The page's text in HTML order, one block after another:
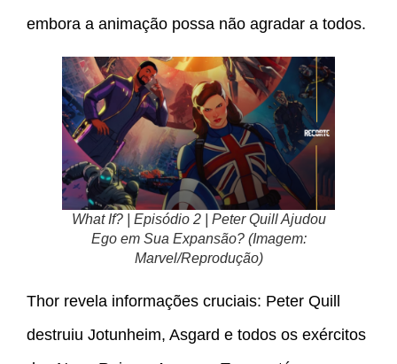
embora a animação possa não agradar a todos.
What If? | Episódio 2 | Peter Quill Ajudou
Ego em Sua Expansão? (Imagem:
Marvel/Reprodução)
Thor revela informações cruciais: Peter Quill
destruiu Jotunheim, Asgard e todos os exércitos